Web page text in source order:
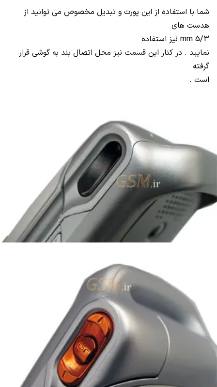
شما با استفاده از این پورت و تبدیل مخصوص می توانید از
هدست های
mm 5/3 نیز استفاده
نمایید . در کنار این قسمت نیز محل اتصال بند به گوشی قرار
گرفته
است .